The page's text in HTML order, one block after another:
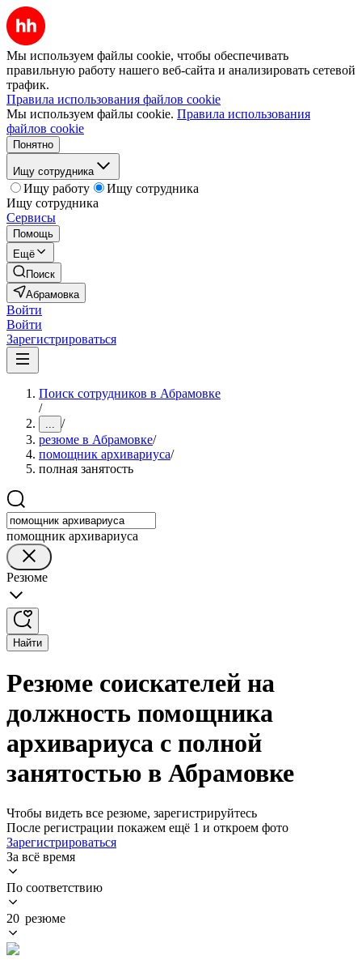
Мы используем файлы cookie, чтобы обеспечивать
правильную работу нашего веб-сайта и анализировать сетевой
трафик.
Правила использования файлов cookie
Мы используем файлы cookie. Правила использования
файлов cookie
Понятно
Ищу сотрудника
Ищу работу
Ищу сотрудника
Ищу сотрудника
Сервисы
Помощь
Ещё
Поиск
Абрамовка
Войти
Войти
Зарегистрироваться
Поиск сотрудников в Абрамовке
/
... /
резюме в Абрамовке/
помощник архивариуса/
полная занятость
помощник архивариуса
Резюме
Найти
Резюме соискателей на
должность помощника
архивариуса с полной
занятостью в Абрамовке
Чтобы видеть все резюме, зарегистрируйтесь
После регистрации покажем ещё 1 и откроем фото
Зарегистрироваться
За всё время
По соответствию
20 резюме